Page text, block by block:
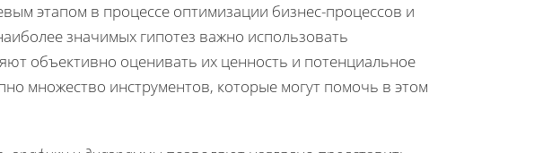
этапом в процессе оптимизации бизнес-процессов и
значимых гипотез важно использовать
объективно оценивать их ценность и потенциальное
множество инструментов, которые могут помочь в этом